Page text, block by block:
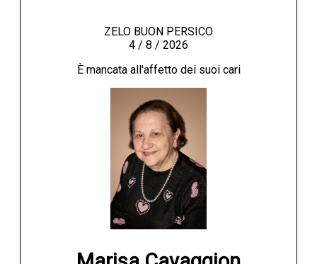
ZELO BUON PERSICO
4 / 8 / 2026
È mancata all'affetto dei suoi cari